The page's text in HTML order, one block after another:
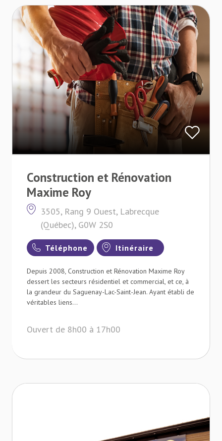
Construction et Rénovation
Maxime Roy
3505, Rang 9 Ouest, Labrecque
(Québec), G0W 2S0
Téléphone Itinéraire
Depuis 2008, Construction et Rénovation Maxime Roy
dessert les secteurs résidentiel et commercial, et ce, à
la grandeur du Saguenay-Lac-Saint-Jean. Ayant établi de
véritables liens...
Ouvert de 8h00 à 17h00